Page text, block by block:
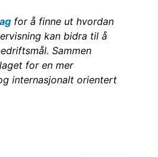
for å finne ut hvordan
kan bidra til å
Sammen
for en mer
internasjonalt orientert